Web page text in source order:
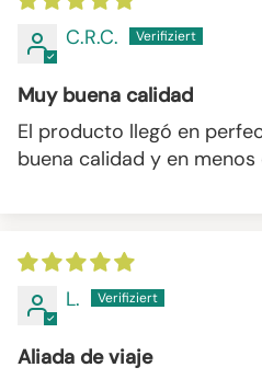
C.R.C.
Muy buena calidad
El producto llegó en
buena calidad y en menos
L.
Aliada de viaje